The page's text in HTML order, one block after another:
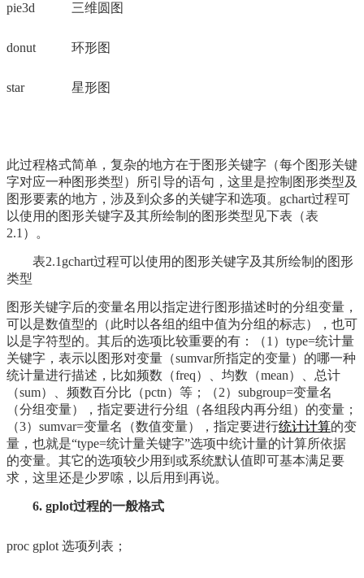
pie3d 三维圆图
donut 环形图
star 星形图
此过程格式简单，复杂的地方在于图形关键字（每个图形关键
字对应一种图形类型）所引导的语句，这里是控制图形类型及
图形要素的地方，涉及到众多的关键字和选项。gchart过程可
以使用的图形关键字及其所绘制的图形类型见下表（表
2.1）。
表2.1gchart过程可以使用的图形关键字及其所绘制的图形
类型
图形关键字后的变量名用以指定进行图形描述时的分组变量，
可以是数值型的（此时以各组的组中值为分组的标志），也可
以是字符型的。其后的选项比较重要的有：（1）type=统计量
关键字，表示以图形对变量（sumvar所指定的变量）的哪一种
统计量进行描述，比如频数（freq）、均数（mean）、总计
（sum）、频数百分比（pctn）等；（2）subgroup=变量名
（分组变量），指定要进行分组（各组段内再分组）的变量；
（3）sumvar=变量名（数值变量），指定要进行统计计算的变
量，也就是“type=统计量关键字”选项中统计量的计算所依据
的变量。其它的选项较少用到或系统默认值即可基本满足要
求，这里还是少罗嗦，以后用到再说。
6. gplot过程的一般格式
proc gplot 选项列表；